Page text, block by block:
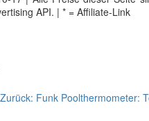
API. | * = Affiliate-Link
Zurück: Funk Poolthermometer: